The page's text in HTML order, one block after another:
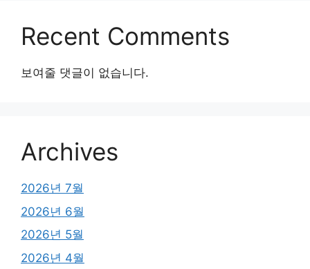
Recent Comments
보여줄 댓글이 없습니다.
Archives
2026년 7월
2026년 6월
2026년 5월
2026년 4월